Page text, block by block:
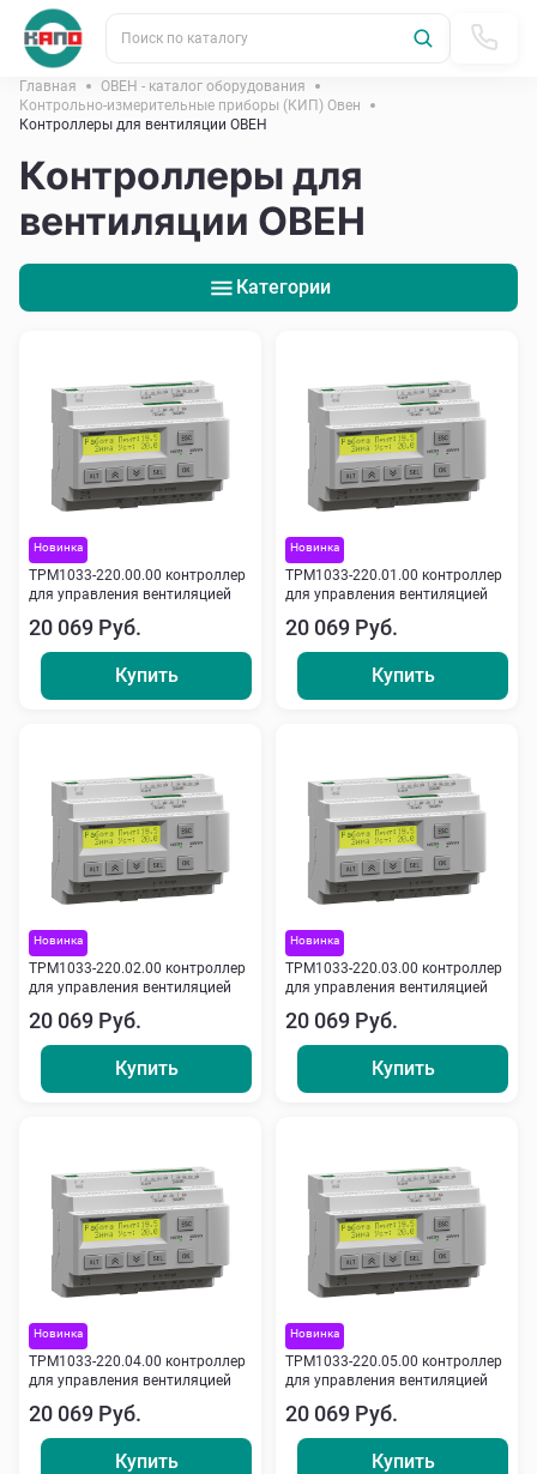
Поиск по каталогу
Главная
ОВЕН - каталог оборудования
Контрольно-измерительные приборы (КИП) Овен
Контроллеры для вентиляции ОВЕН
Контроллеры для
вентиляции ОВЕН
Категории
Новинка
ТРМ1033-220.00.00 контроллер
для управления вентиляцией
20 069 Руб.
Купить
Новинка
ТРМ1033-220.01.00 контроллер
для управления вентиляцией
20 069 Руб.
Купить
Новинка
ТРМ1033-220.02.00 контроллер
для управления вентиляцией
20 069 Руб.
Купить
Новинка
ТРМ1033-220.03.00 контроллер
для управления вентиляцией
20 069 Руб.
Купить
Новинка
ТРМ1033-220.04.00 контроллер
для управления вентиляцией
20 069 Руб.
Купить
Новинка
ТРМ1033-220.05.00 контроллер
для управления вентиляцией
20 069 Руб.
Купить